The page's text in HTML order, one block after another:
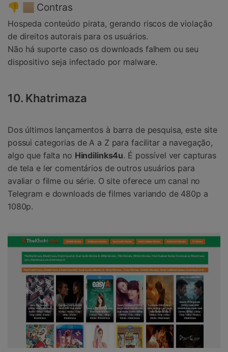
👎 🏼 Contras
Hospeda conteúdo pirata, gerando riscos de violação
de direitos autorais para os usuários.
Não há suporte caso os downloads falhem ou seu
dispositivo seja infectado por malware.
10. Khatrimaza
Dos últimos lançamentos à barra de pesquisa, este site
possui categorias de A a Z para facilitar a navegação,
algo que falta no Hindilinks4u. É possível ver capturas
de tela e ler comentários de outros usuários para
avaliar o filme ou série. O site oferece um canal no
Telegram e downloads de filmes variando de 480p a
1080p.